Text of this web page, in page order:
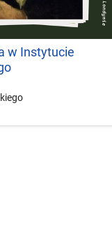
w Instytucie